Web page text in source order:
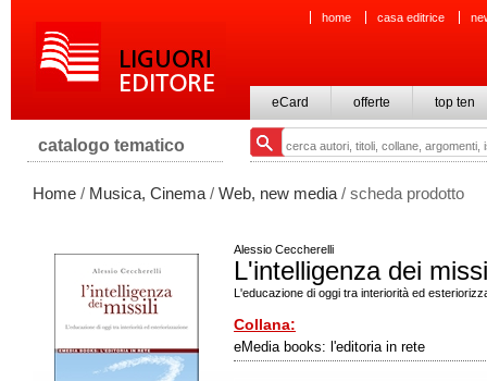
home casa editrice
eCard offerte top ten
catalogo tematico
Home / Musica, Cinema / Web, new media / scheda prodotto
Alessio Ceccherelli
L'intelligenza dei
L'educazione di oggi tra interiorità ed
Collana:
eMedia books: l'editoria in rete